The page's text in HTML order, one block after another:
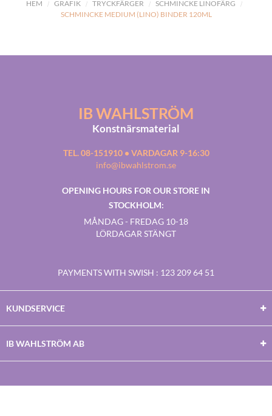
HEM GRAFIK TRYCKFÄRGER
SCHMINCKE LINOFÄRG
SCHMINCKE MEDIUM (LINO) BINDER 120ML
IB WAHLSTRÖM
Konstnärsmaterial
TEL. 08-151910 • VARDAGAR 9-16:30
info@ibwahlstrom.se
OPENING HOURS FOR OUR STORE IN
STOCKHOLM:
MÅNDAG - FREDAG 10-18
LÖRDAGAR STÄNGT
PAYMENTS WITH SWISH : 123 209 64 51
KUNDSERVICE
IB WAHLSTRÖM AB
Facebook
TwitterYoutubeInstagram